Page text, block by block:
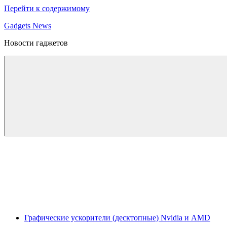
Перейти к содержимому
Gadgets News
Новости гаджетов
Графические ускорители (десктопные) Nvidia и AMD